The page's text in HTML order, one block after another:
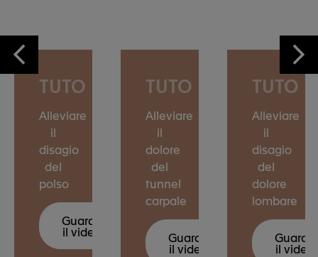
TUTO
Alleviare
il
disagio
del
polso
Guarda
il video
TUTO
Alleviare
il
dolore
del
tunnel
carpale
Guarda
il video
TUTO
Alleviare
il
disagio
del
dolore
lombare
Guarda
il video